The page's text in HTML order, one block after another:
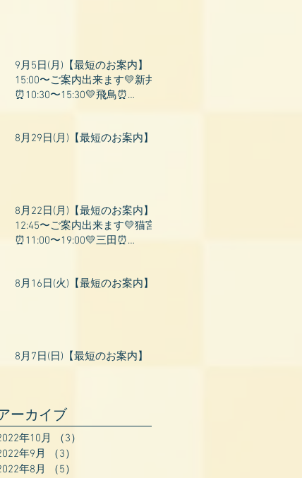
9月5日(月)【最短のお案内】
15:00〜ご案内出来ます💛新井
⏰10:30〜15:30💛飛鳥⏰
8月29日(月)【最短のお案内】
8月22日(月)【最短のお案内】
12:45〜ご案内出来ます💛猫宮
⏰11:00〜19:00💛三田⏰
8月16日(火)【最短のお案内】
8月7日(日)【最短のお案内】
ーカイブ
年10月 （3）
年9月
（3）
年8月
（5）